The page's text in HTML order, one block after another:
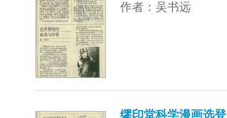
作者：吴书远
缪印堂科学漫画选登